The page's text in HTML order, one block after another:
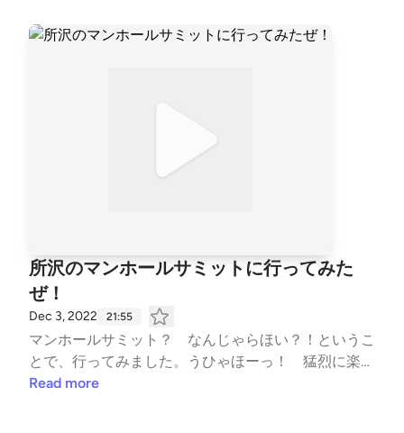
ッドキャスト） ■政国燦多朗スコやかLand（ポッドキ
所沢のマンホールサミットに行ってみた
ぜ！
Dec 3, 2022 21:55
マンホールサミット？ なんじゃらほい？！というこ
とで、行ってみました。うひゃほーっ！ 猛烈に楽し
かったよ！ ■政国燦多朗スコやかアドベンチャー（ポ
Read more